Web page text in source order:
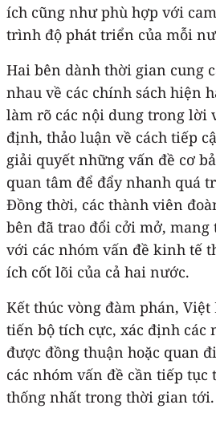
ích cũng như phù hợp với
trình độ phát triển của mỗi
Hai bên dành thời gian cung
nhau về các chính sách hiện
làm rõ các nội dung trong lời
định, thảo luận về cách tiếp
giải quyết những vấn đề cơ
quan tâm để đẩy nhanh quá
Đồng thời, các thành viên
bên đã trao đổi cởi mở,
với các nhóm vấn đề kinh tế
ích cốt lõi của cả hai nước.
Kết thúc vòng đàm phán, Việt
tiến bộ tích cực, xác định các
được đồng thuận hoặc quan
các nhóm vấn đề cần tiếp tục
thống nhất trong thời gian tới.